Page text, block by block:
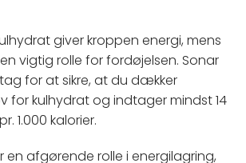
giver kroppen energi, mens
vigtig rolle for fordøjelsen. Sonar
for at sikre, at du dækker
for kulhydrat og indtager mindst 14
1.000 kalorier.
en afgørende rolle i energilagring,